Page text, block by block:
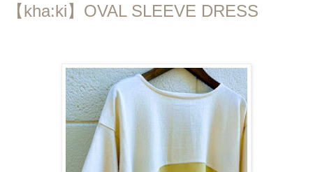
【kha:ki】OVAL SLEEVE DRESS